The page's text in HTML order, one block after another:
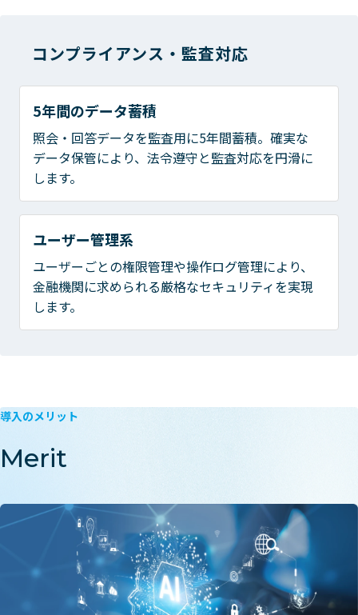
コンプライアンス・監査対応
5年間のデータ蓄積
照会・回答データを監査用に5年間蓄積。確実な
データ保管により、法令遵守と監査対応を円滑に
します。
ユーザー管理系
ユーザーごとの権限管理や操作ログ管理により、
金融機関に求められる厳格なセキュリティを実現
します。
導入のメリット
Merit